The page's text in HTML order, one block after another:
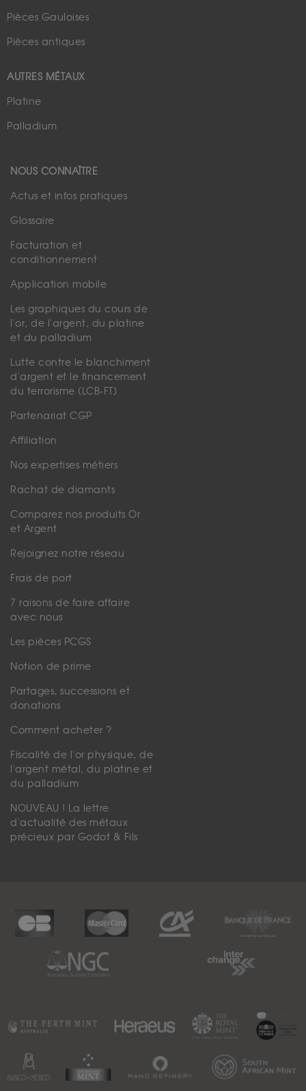
Pièces Gauloises
Pièces antiques
AUTRES MÉTAUX
Platine
Palladium
NOUS CONNAÎTRE
Actus et infos pratiques
Glossaire
Facturation et
conditionnement
Application mobile
Les graphiques du cours de
l'or, de l'argent, du platine
et du palladium
Lutte contre le blanchiment
d'argent et le financement
du terrorisme (LCB-FT)
Partenariat CGP
Affiliation
Nos expertises métiers
Rachat de diamants
Comparez nos produits Or
et Argent
Rejoignez notre réseau
Frais de port
7 raisons de faire affaire
avec nous
Les pièces PCGS
Notion de prime
Partages, successions et
donations
Comment acheter ?
Fiscalité de l'or physique, de
l'argent métal, du platine et
du palladium
NOUVEAU ! La lettre
d'actualité des métaux
précieux par Godot & Fils